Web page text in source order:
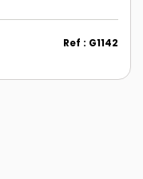
Ref : G1142